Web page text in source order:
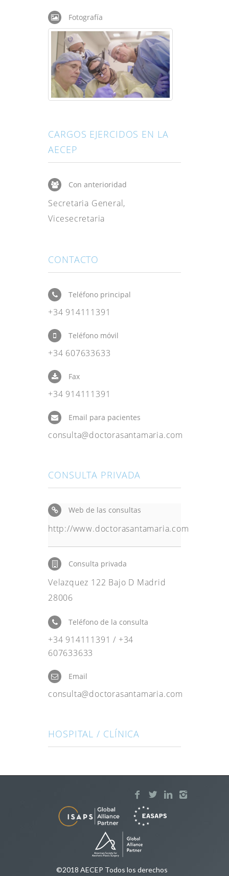
Fotografía
CARGOS EJERCIDOS EN LA
AECEP
Con anterioridad
Secretaria General,
Vicesecretaria
CONTACTO
Teléfono principal
+34 914111391
Teléfono móvil
+34 607633633
Fax
+34 914111391
Email para pacientes
consulta@doctorasantamaria.com
CONSULTA PRIVADA
Web de las consultas
http://www.doctorasantamaria.com
Consulta privada
Velazquez 122 Bajo D Madrid
28006
Teléfono de la consulta
+34 914111391 / +34
607633633
Email
consulta@doctorasantamaria.com
HOSPITAL / CLÍNICA
©2018 AECEP Todos los derechos